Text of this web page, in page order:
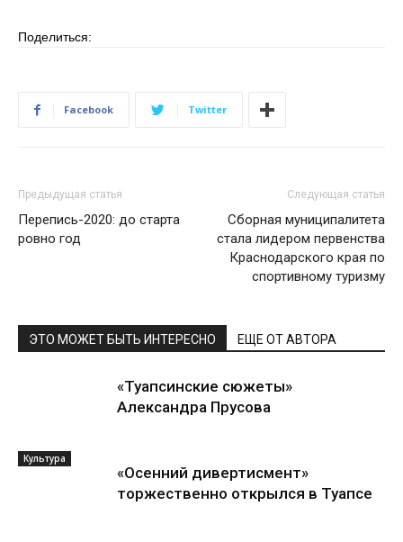
Поделиться:
Facebook Twitter
Предыдущая статья
Перепись-2020: до старта
ровно год
Следующая статья
Сборная муниципалитета
стала лидером первенства
Краснодарского края по
спортивному туризму
ЭТО МОЖЕТ БЫТЬ ИНТЕРЕСНО ЕЩЕ ОТ АВТОРА
Культура
«Туапсинские сюжеты»
Александра Прусова
«Осенний дивертисмент»
торжественно открылся в Туапсе